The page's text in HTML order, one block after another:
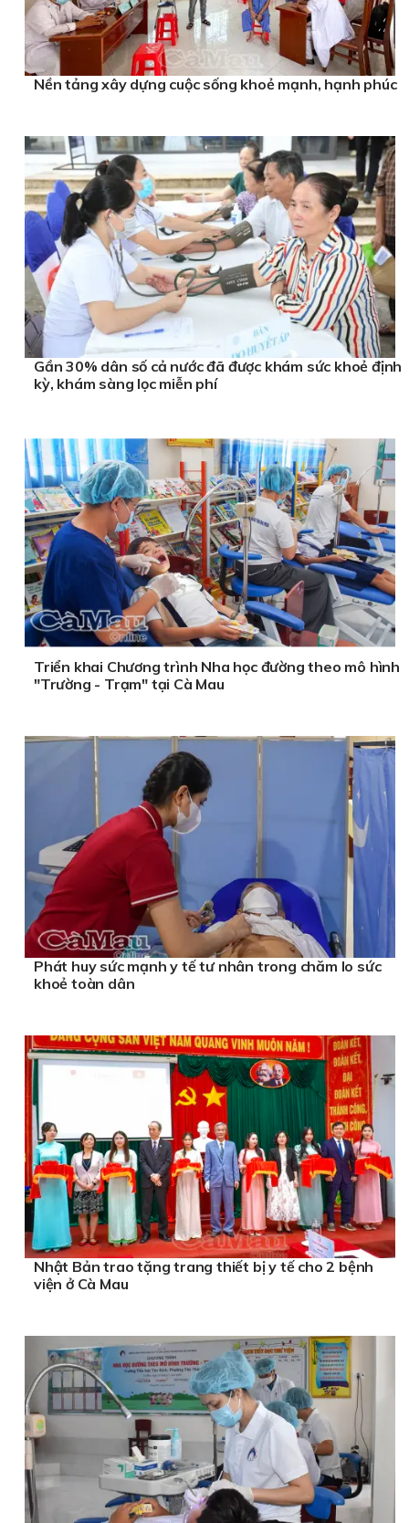
Nền tảng xây dựng cuộc sống khoẻ mạnh, hạnh phúc
Gần 30% dân số cả nước đã được khám sức khoẻ định
kỳ, khám sàng lọc miễn phí
Triển khai Chương trình Nha học đường theo mô hình
"Trường - Trạm" tại Cà Mau
Phát huy sức mạnh y tế tư nhân trong chăm lo sức
khoẻ toàn dân
Nhật Bản trao tặng trang thiết bị y tế cho 2 bệnh
viện ở Cà Mau